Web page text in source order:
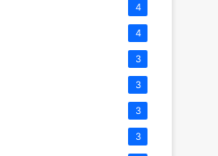
4
4
3
3
3
3